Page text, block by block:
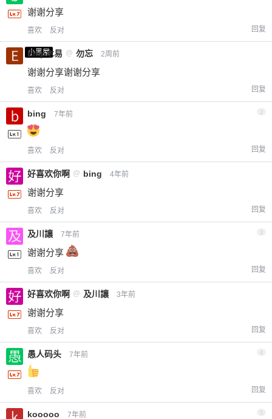
谢谢分享
喜欢 反对 回复
小黑屋
Emp木易 @ 勿忘 2周前
谢谢分享谢谢分享
喜欢 反对 回复
bing 7年前 2
喜欢 反对 回复
好喜欢你啊 @ bing 4年前
谢谢分享
喜欢 反对 回复
及川讓 7年前 3
谢谢分享
喜欢 反对 回复
好喜欢你啊 @ 及川讓 3年前
谢谢分享
喜欢 反对 回复
愚人码头 7年前 4
喜欢 反对 回复
kooooo 7年前 5